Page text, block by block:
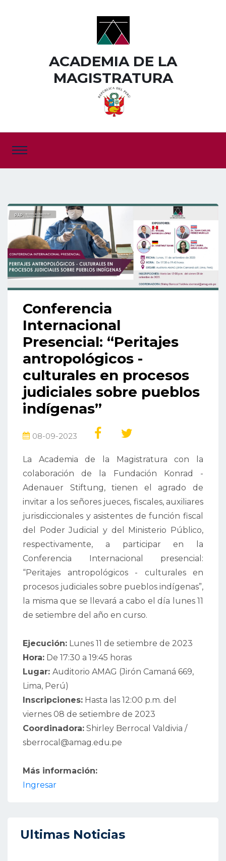
ACADEMIA DE LA
MAGISTRATURA
Conferencia
Internacional
Presencial: “Peritajes
antropológicos -
culturales en procesos
judiciales sobre pueblos
indígenas”
08-09-2023
La Academia de la Magistratura con la
colaboración de la Fundación Konrad -
Adenauer Stiftung, tienen el agrado de
invitar a los señores jueces, fiscales, auxiliares
jurisdiccionales y asistentes de función fiscal
del Poder Judicial y del Ministerio Público,
respectivamente, a participar en la
Conferencia Internacional presencial:
“Peritajes antropológicos - culturales en
procesos judiciales sobre pueblos indígenas”,
la misma que se llevará a cabo el día lunes 11
de setiembre del año en curso.
Ejecución: Lunes 11 de setiembre de 2023
Hora: De 17:30 a 19:45 horas
Lugar: Auditorio AMAG (Jirón Camaná 669,
Lima, Perú)
Inscripciones: Hasta las 12:00 p.m. del
viernes 08 de setiembre de 2023
Coordinadora: Shirley Berrocal Valdivia /
sberrocal@amag.edu.pe
Más información:
Ingresar
Ultimas Noticias